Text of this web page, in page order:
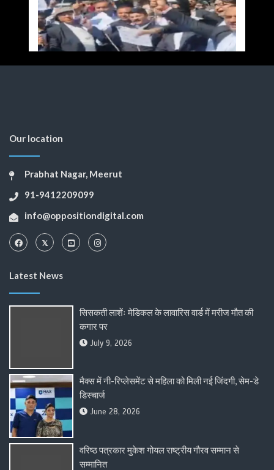
Our location
Prabhat Nagar, Meerut
91-9412209099
info@oppositiondigital.com
Latest News
सिसकती लाशेंः मेडिकल के लावारिस वार्ड में मरीज मौत की
कगार पर
July 9, 2026
मैक्स में नी-रिप्लेसमेंट से महिला को मिली नई जिंदगी, सेम-डे
डिस्चार्ज
June 28, 2026
वरिष्ठ पत्रकार मुकेश गोयल राष्ट्रीय गौरव सम्मान से
सम्मानित